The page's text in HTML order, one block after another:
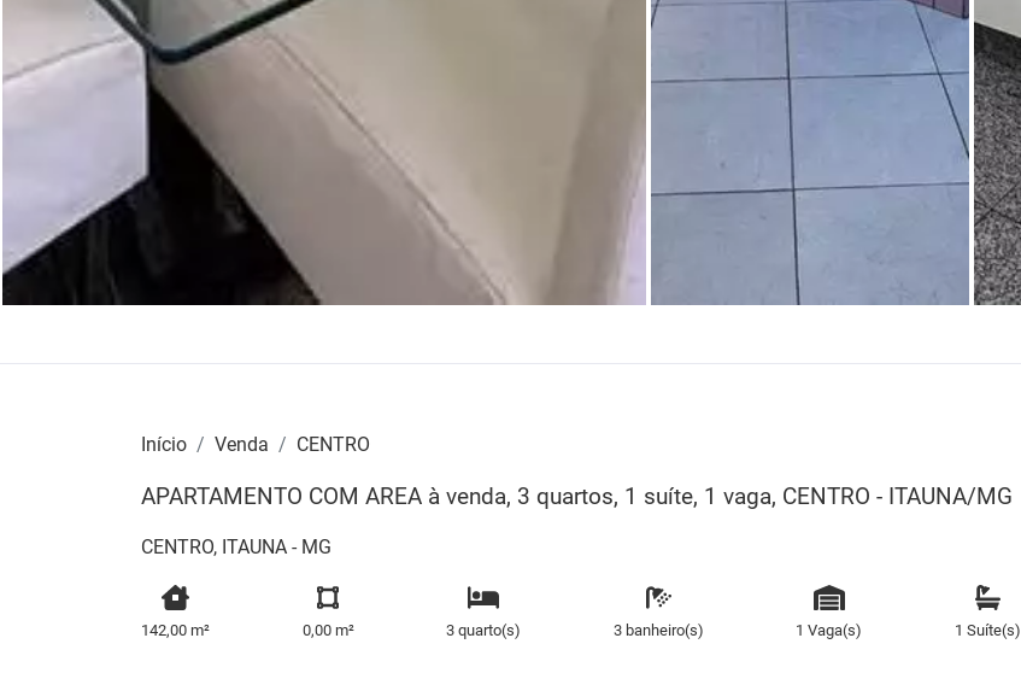
Início Venda CENTRO
APARTAMENTO COM AREA à venda, 3 quartos, 1 suíte, 1 vaga, CENTRO - ITAUNA/MG
CENTRO, ITAUNA - MG
142,00 m² 0,00 m² 3 quarto(s) 3 banheiro(s) 1 Vaga(s) 1 Suíte(s)